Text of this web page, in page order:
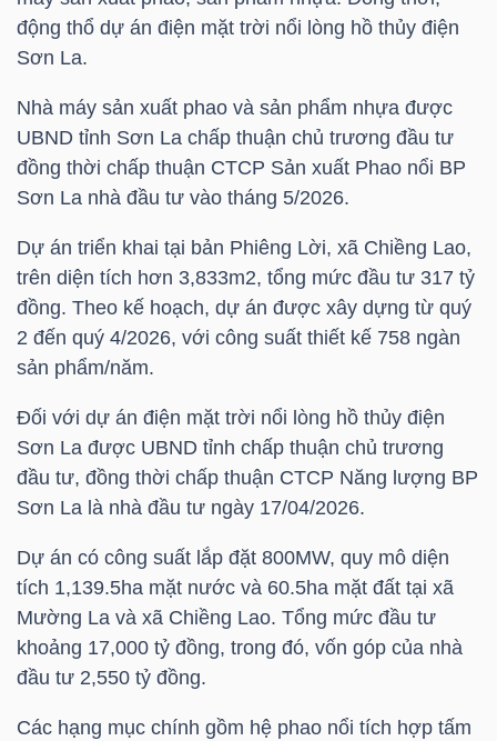
động thổ dự án điện mặt trời nổi lòng hồ thủy điện
Sơn La.
Nhà máy sản xuất phao và sản phẩm nhựa được
UBND tỉnh Sơn La chấp thuận chủ trương đầu tư
đồng thời chấp thuận CTCP Sản xuất Phao nổi BP
Sơn La nhà đầu tư vào tháng 5/2026.
Dự án triển khai tại bản Phiêng Lời, xã Chiềng Lao,
trên diện tích hơn 3,833m2, tổng mức đầu tư 317 tỷ
đồng. Theo kế hoạch, dự án được xây dựng từ quý
2 đến quý 4/2026, với công suất thiết kế 758 ngàn
sản phẩm/năm.
Đối với dự án điện mặt trời nổi lòng hồ thủy điện
Sơn La được UBND tỉnh chấp thuận chủ trương
đầu tư, đồng thời chấp thuận CTCP Năng lượng BP
Sơn La là nhà đầu tư ngày 17/04/2026.
Dự án có công suất lắp đặt 800MW, quy mô diện
tích 1,139.5ha mặt nước và 60.5ha mặt đất tại xã
Mường La và xã Chiềng Lao. Tổng mức đầu tư
khoảng 17,000 tỷ đồng, trong đó, vốn góp của nhà
đầu tư 2,550 tỷ đồng.
Các hạng mục chính gồm hệ phao nổi tích hợp tấm
TÀI
CHÍNH
KINH
TẾ
THẾ
GIỚI
ĐÔNG
DƯƠNG
CHÍNH